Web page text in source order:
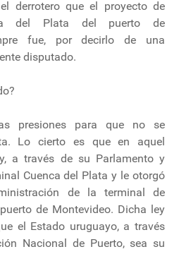
derrotero que el proyecto de
del Plata del puerto de
fue, por decirlo de una
disputado.
presiones para que no se
Lo cierto es que en aquel
a través de su Parlamento y
Cuenca del Plata y le otorgó
de la terminal de
de Montevideo. Dicha ley
el Estado uruguayo, a través
Nacional de Puerto, sea su